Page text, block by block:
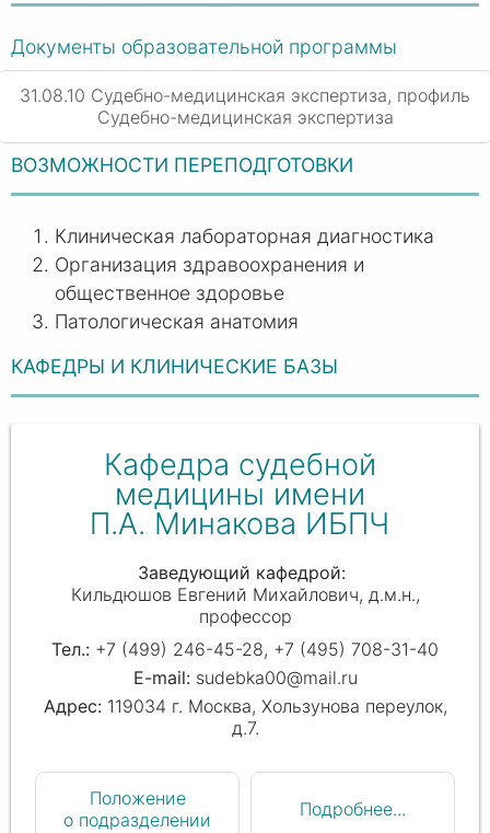
Документы образовательной программы
31.08.10 Судебно-медицинская экспертиза, профиль
Судебно-медицинская экспертиза
ВОЗМОЖНОСТИ ПЕРЕПОДГОТОВКИ
Клиническая лабораторная диагностика
Организация здравоохранения и
общественное здоровье
Патологическая анатомия
КАФЕДРЫ И КЛИНИЧЕСКИЕ БАЗЫ
Кафедра судебной
медицины имени
П.А. Минакова ИБПЧ
Заведующий кафедрой
Кильдюшов Евгений Михайлович д.м.н.,
профессор
+7 (499) 246-45-28, +7 (495) 708-31-40
sudebka00@mail.ru
119034 г. Москва, Хользунова переулок,
д.7.
Положение
о подразделении
Подробнее...